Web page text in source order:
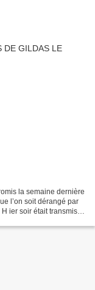
la semaine dernière
l’on soit dérangé par
ier soir était transmis le